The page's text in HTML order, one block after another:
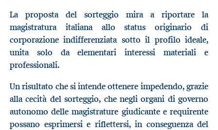
La proposta del sorteggio mira a riportare la
magistratura italiana allo status originario di
corporazione indifferenziata sotto il profilo ideale,
unita solo da elementari interessi materiali e
professionali.
Un risultato che si intende ottenere impedendo, grazie
alla cecità del sorteggio, che negli organi di governo
autonomo delle magistrature giudicante e requirente
possano esprimersi e riflettersi, in conseguenza del